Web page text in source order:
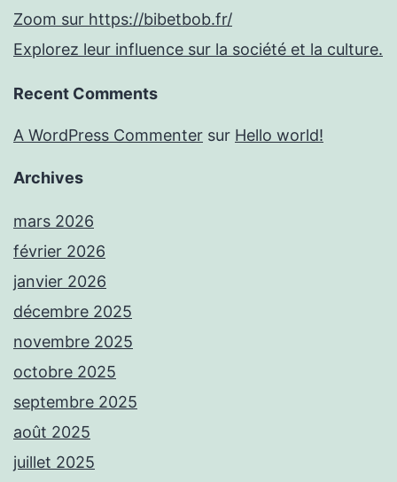
Zoom sur https://bibetbob.fr/
Explorez leur influence sur la société et la culture.
Recent Comments
A WordPress Commenter sur Hello world!
Archives
mars 2026
février 2026
janvier 2026
décembre 2025
novembre 2025
octobre 2025
septembre 2025
août 2025
juillet 2025